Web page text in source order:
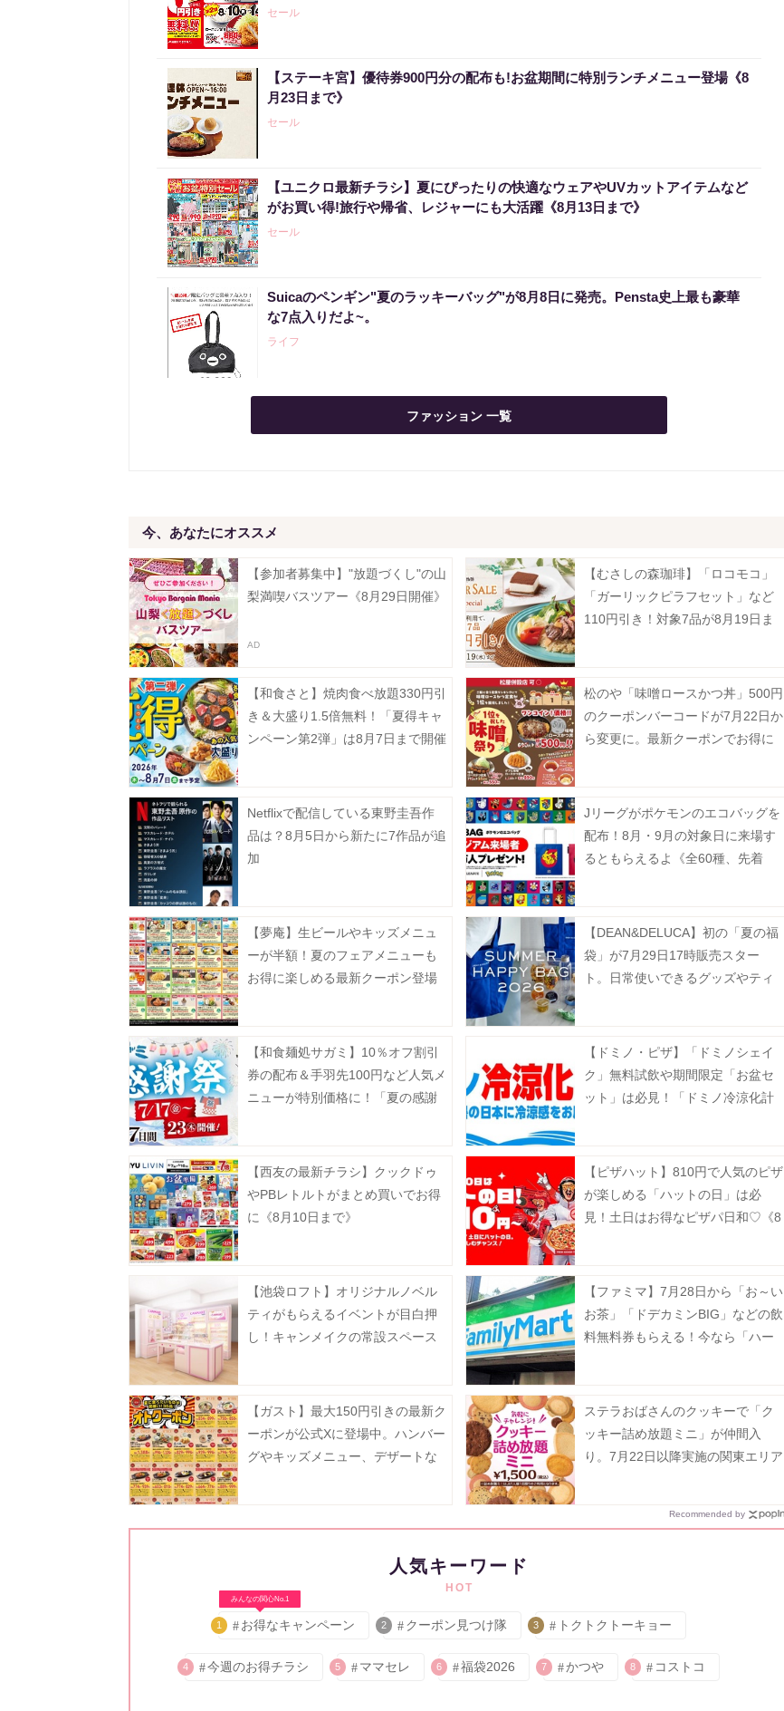
セール
【ステーキ宮】優待券900円分の配布も!お盆期間に特別ランチメニュー登場《8
月23日まで》
セール
【ユニクロ最新チラシ】夏にぴったりの快適なウェアやUVカットアイテムなど
がお買い得!旅行や帰省、レジャーにも大活躍《8月13日まで》
セール
Suicaのペンギン"夏のラッキーバッグ"が8月8日に発売。Pensta史上最も豪華
な7点入りだよ~。
ライフ
ファッション 一覧
今、あなたにオススメ
【参加者募集中】"放題づくし"の山
梨満喫バスツアー《8月29日開催》
【むさしの森珈琲】「ロコモコ」
「ガーリックピラフセット」など
110円引き！対象7品が8月19日ま
【和食さと】焼肉食べ放題330円引
き＆大盛り1.5倍無料！「夏得キャ
ンペーン第2弾」は8月7日まで開催
松のや「味噌ロースかつ丼」500円
のクーポンバーコードが7月22日か
ら変更に。最新クーポンでお得に
Netflixで配信している東野圭吾作
品は？8月5日から新たに7作品が追
加
Jリーグがポケモンのエコバッグを
配布！8月・9月の対象日に来場す
るともらえるよ《全60種、先着
【夢庵】生ビールやキッズメニュ
ーが半額！夏のフェアメニューも
お得に楽しめる最新クーポン登場
【DEAN&DELUCA】初の「夏の福
袋」が7月29日17時販売スター
ト。日常使いできるグッズやティ
【和食麺処サガミ】10％オフ割引
券の配布＆手羽先100円など人気メ
ニューが特別価格に！「夏の感謝
【ドミノ・ピザ】「ドミノシェイ
ク」無料試飲や期間限定「お盆セ
ット」は必見！「ドミノ冷涼化計
【西友の最新チラシ】クックドゥ
やPBレトルトがまとめ買いでお得
に《8月10日まで》
【ピザハット】810円で人気のピザ
が楽しめる「ハットの日」は必
見！土日はお得なピザパ日和♡《8
【池袋ロフト】オリジナルノベル
ティがもらえるイベントが目白押
し！キャンメイクの常設スペース
【ファミマ】7月28日から「お～い
お茶」「ドデカミンBIG」などの飲
料無料券もらえる！今なら「ハー
【ガスト】最大150円引きの最新ク
ーポンが公式Xに登場中。ハンバー
グやキッズメニュー、デザートな
ステラおばさんのクッキーで「ク
ッキー詰め放題ミニ」が仲間入
り。7月22日以降実施の関東エリア
Recommended by
人気キーワード
HOT
みんなの関心No.1
1 お得なキャンペーン 2 クーポン見つけ隊 3 トクトクトーキョー
4 今週のお得チラシ 5 ママセレ 6 福袋2026 7 かつや 8 コストコ